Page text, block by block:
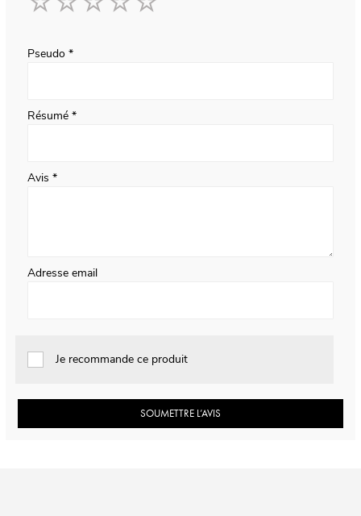
Pseudo
Résumé
Avis
Adresse email
Je recommande ce produit
SOUMETTRE L’AVIS